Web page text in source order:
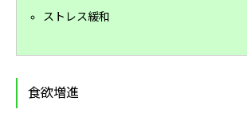
ストレス緩和
食欲増進